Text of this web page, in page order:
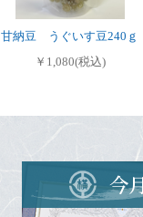
甘納豆 うぐいす豆240ｇ
￥1,080(税込)